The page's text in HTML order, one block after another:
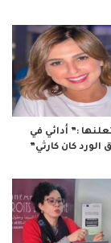
:” أدائي في
كان كارثي”